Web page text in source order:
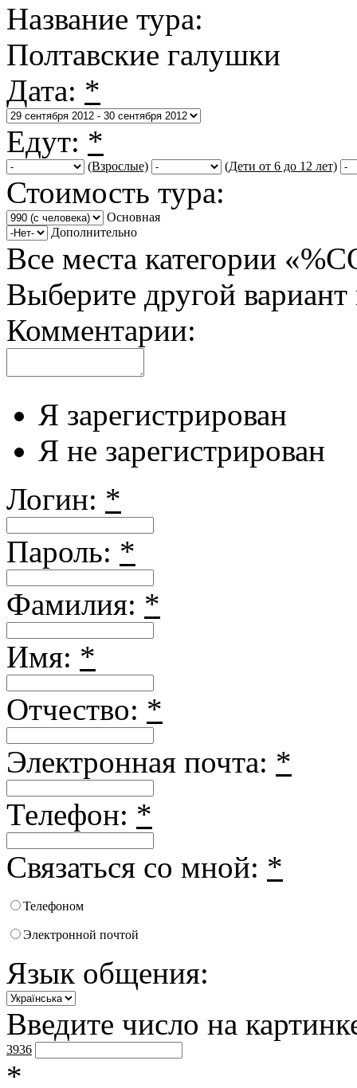
Название тура:
Полтавские галушки
Дата: *
Едут: *
(Взрослые) (Дети от 6 до 12 лет)
Стоимость тура:
Основная
Дополнительно
Все места категории
Выберите другой
Комментарии:
Я зарегистрирован
Я не зарегистрирован
Логин: *
Пароль: *
Фамилия: *
Имя: *
Отчество: *
Электронная почта: *
Телефон: *
Связаться со мной: *
Телефоном
Электронной почтой
Язык общения:
Введите число на
3936
*